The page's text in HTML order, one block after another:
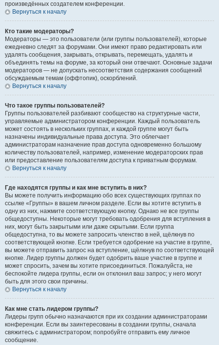
произведённых создателем конференции.
Вернуться к началу
Кто такие модераторы?
Модераторы — это пользователи (или группы пользователей), которые
ежедневно следят за форумами. Они имеют право редактировать или
удалять сообщения, закрывать, открывать, перемещать, удалять и
объединять темы на форуме, за который они отвечают. Основные задачи
модераторов — не допускать несоответствия содержания сообщений
обсуждаемым темам (оффтопик), оскорблений.
Вернуться к началу
Что такое группы пользователей?
Группы пользователей разбивают сообщество на структурные части,
управляемые администратором конференции. Каждый пользователь
может состоять в нескольких группах, и каждой группе могут быть
назначены индивидуальные права доступа. Это облегчает
администраторам назначение прав доступа одновременно большому
количеству пользователей, например, изменение модераторских прав
или предоставление пользователям доступа к приватным форумам.
Вернуться к началу
Где находятся группы и как мне вступить в них?
Вы можете получить информацию обо всех существующих группах по
ссылке «Группы» в вашем личном разделе. Если вы хотите вступить в
одну из них, нажмите соответствующую кнопку. Однако не все группы
общедоступны. Некоторые могут требовать одобрения для вступления в
них, могут быть закрытыми или даже скрытыми. Если группа
общедоступна, то вы можете запросить членство в ней, щёлкнув по
соответствующей кнопке. Если требуется одобрение на участие в группе,
вы можете отправить запрос на вступление, щёлкнув по соответствующей
кнопке. Лидер группы должен будет одобрить ваше участие в группе и
может спросить, зачем вы хотите присоединиться. Пожалуйста, не
беспокойте лидера группы, если он отклонил ваш запрос; у него могут
быть для этого свои причины.
Вернуться к началу
Как мне стать лидером группы?
Лидеры групп обычно назначаются при их создании администраторами
конференции. Если вы заинтересованы в создании группы, сначала
свяжитесь с администратором; попробуйте отправить ему личное
сообщение.